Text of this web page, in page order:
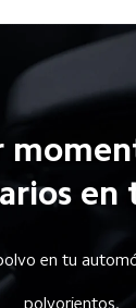
en
en tu
polvorientos.